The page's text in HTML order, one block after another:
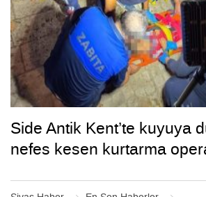
Side Antik Kent’te kuyuya
nefes kesen kurtarma